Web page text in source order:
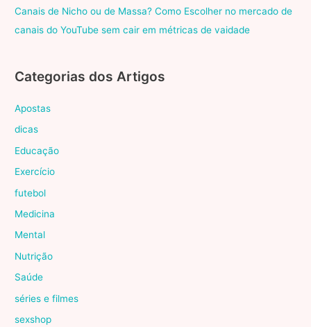
Canais de Nicho ou de Massa? Como Escolher no mercado de
canais do YouTube sem cair em métricas de vaidade
Categorias dos Artigos
Apostas
dicas
Educação
Exercício
futebol
Medicina
Mental
Nutrição
Saúde
séries e filmes
sexshop